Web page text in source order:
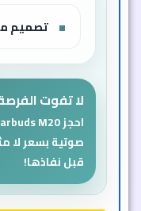
تصميم
لا تفوت
صوتية بسعر لا
قبل نفاذها!